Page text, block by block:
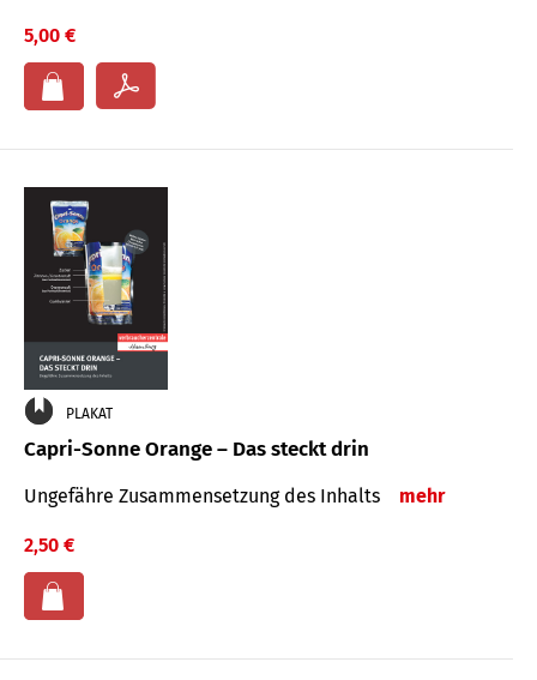
5,00 €
PLAKAT
Capri-Sonne Orange – Das steckt drin
Ungefähre Zu­sammen­setzung des Inhalts mehr
2,50 €